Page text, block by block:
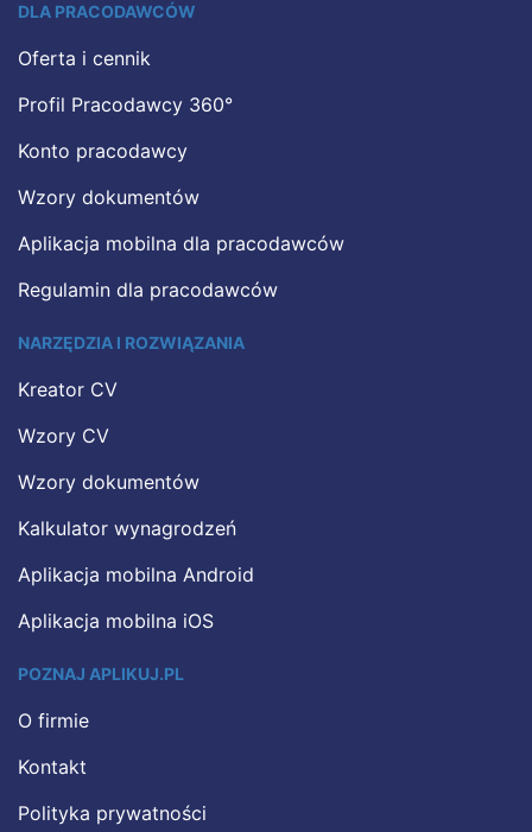
DLA PRACODAWCÓW
Oferta i cennik
Profil Pracodawcy 360°
Konto pracodawcy
Wzory dokumentów
Aplikacja mobilna dla pracodawców
Regulamin dla pracodawców
NARZĘDZIA I ROZWIĄZANIA
Kreator CV
Wzory CV
Wzory dokumentów
Kalkulator wynagrodzeń
Aplikacja mobilna Android
Aplikacja mobilna iOS
POZNAJ APLIKUJ.PL
O firmie
Kontakt
Polityka prywatności